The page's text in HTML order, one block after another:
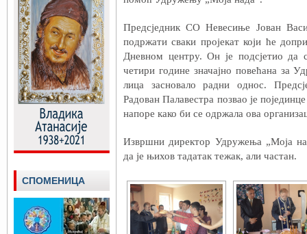
Предсједник СО Невесиње Јован
подржати сваки пројекат који ће
Дневном центру. Он је подсјетио да
четири године значајно повећана за
лица засновало радни однос.
Радован Палавестра позвао је
напоре како би се одржала ова
Извршни директор Удружења „Моја
да је њихов тадатак тежак, али частан.
СПОМЕНИЦА